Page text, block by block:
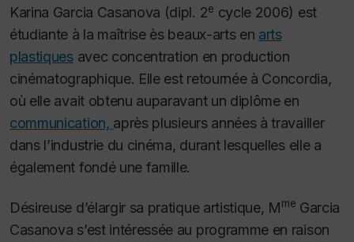
Karina Garcia Casanova (dipl. 2e cycle 2006) est
étudiante à la maîtrise ès beaux-arts en arts
plastiquesavec concentration en production
cinématographique. Elle est retournée à Concordia,
où elle avait obtenu auparavant un diplôme en
communication, après plusieurs années à travailler
dans l’industrie du cinéma, durant lesquelles elle a
également fondé une famille.
Désireuse d’élargir sa pratique artistique, Mme Garcia
Casanova s’est intéressée au programme en raison